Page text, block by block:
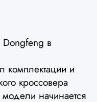
в
комплектации и
кроссовера
модели начинается